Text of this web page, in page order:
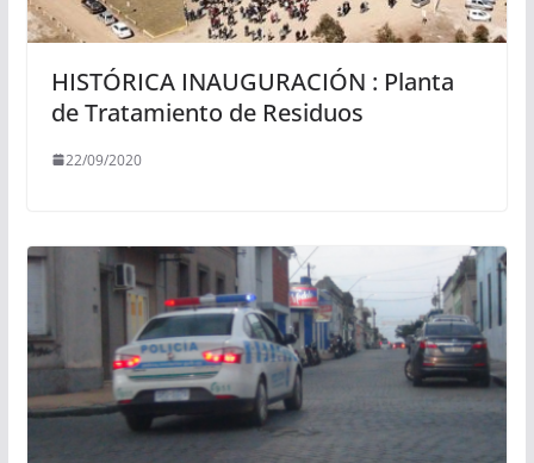
HISTÓRICA INAUGURACIÓN : Planta
de Tratamiento de Residuos
22/09/2020